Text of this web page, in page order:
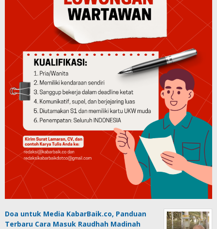
Doa untuk Media KabarBaik.co, Panduan
Terbaru Cara Masuk Raudhah Madinah